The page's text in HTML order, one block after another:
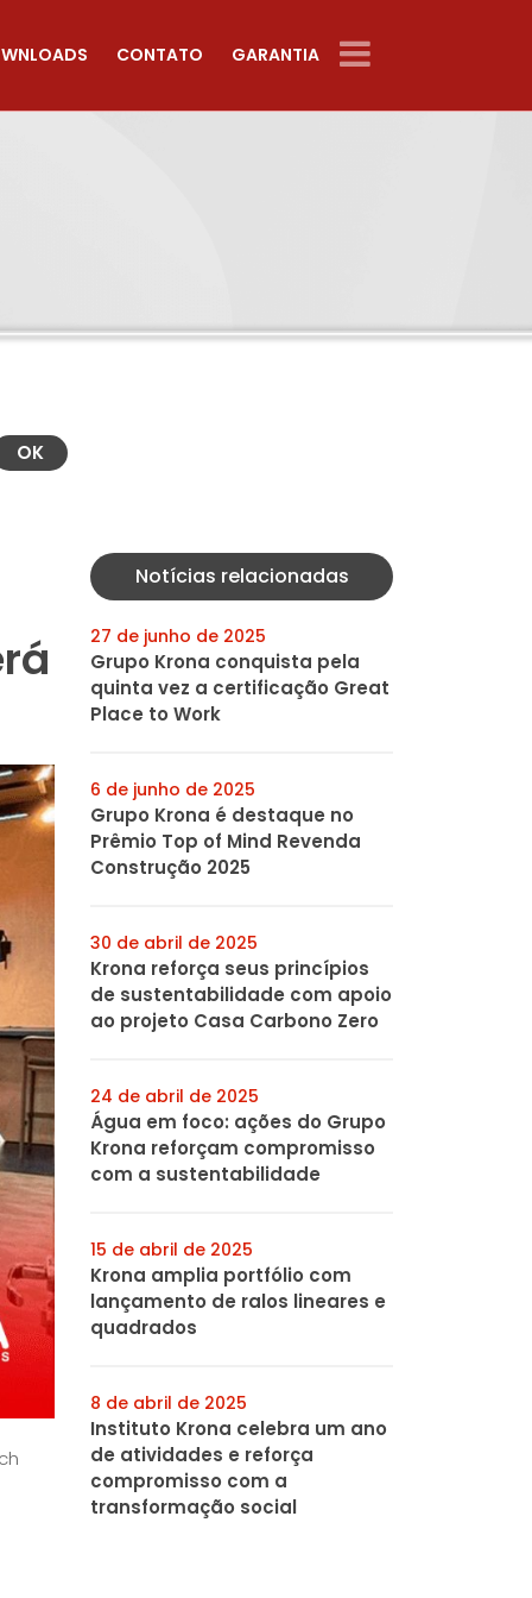
CONTATO GARANTIA
OK
Notícias relacionadas
27 de junho de 2025
Grupo Krona conquista pela
quinta vez a certificação Great
Place to Work
6 de junho de 2025
Grupo Krona é destaque no
Prêmio Top of Mind Revenda
Construção 2025
30 de abril de 2025
Krona reforça seus princípios
de sustentabilidade com apoio
ao projeto Casa Carbono Zero
24 de abril de 2025
Água em foco: ações do Grupo
Krona reforçam compromisso
com a sustentabilidade
15 de abril de 2025
Krona amplia portfólio com
lançamento de ralos lineares e
quadrados
8 de abril de 2025
Instituto Krona celebra um ano
de atividades e reforça
compromisso com a
transformação social